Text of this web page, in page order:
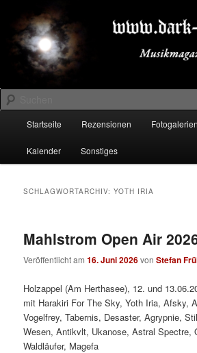
primären
Inhalt
springen
sekundären
Inhalt
springenDARK-FESTIVALS.DE
Suchen
Startseite Rezensionen Fotogalerien
Kalender Sonstiges
SCHLAGWORTARCHIV:YOTH IRIA
Mahlstrom Open Air
Veröffentlicht am16. Juni 2026vonStefan
Holzappel (Am Herthasee), 12. und
mit Harakiri For The Sky, Yoth Iria, Afsky,
Vogelfrey, Tabernis, Desaster, Agrypnie,
Wesen, Antikvlt, Ukanose, Astral Spectre,
Waldläufer, Magefa